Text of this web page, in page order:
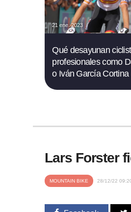
21 ene. 2023
Qué desayunan
profesionales como
o Iván García Cortina
Lars Forster
MOUNTAIN BIKE 28/12/22